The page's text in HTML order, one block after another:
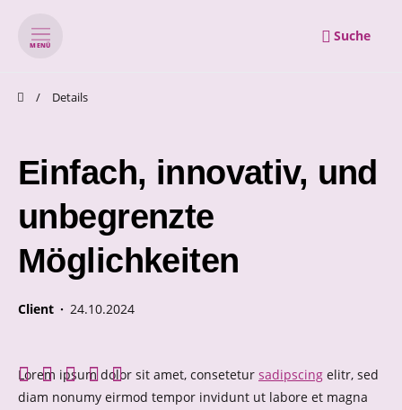
MENÜ
Suche
zum Inhalt springen
Details
Einfach, innovativ, und
unbegrenzte
Möglichkeiten
Client · 24.10.2024
Lorem ipsum dolor sit amet, consetetur sadipscing elitr, sed
diam nonumy eirmod tempor invidunt ut labore et magna